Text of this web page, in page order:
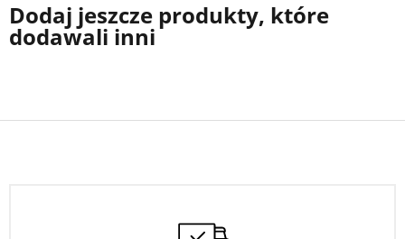
Dodaj jeszcze produkty, które
dodawali inni